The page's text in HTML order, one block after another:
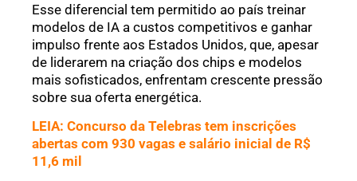
Esse diferencial tem permitido ao país treinar
modelos de IA a custos competitivos e ganhar
impulso frente aos Estados Unidos, que, apesar
de liderarem na criação dos chips e modelos
mais sofisticados, enfrentam crescente pressão
sobre sua oferta energética.
LEIA: Concurso da Telebras tem inscrições
abertas com 930 vagas e salário inicial de R$
11,6 mil